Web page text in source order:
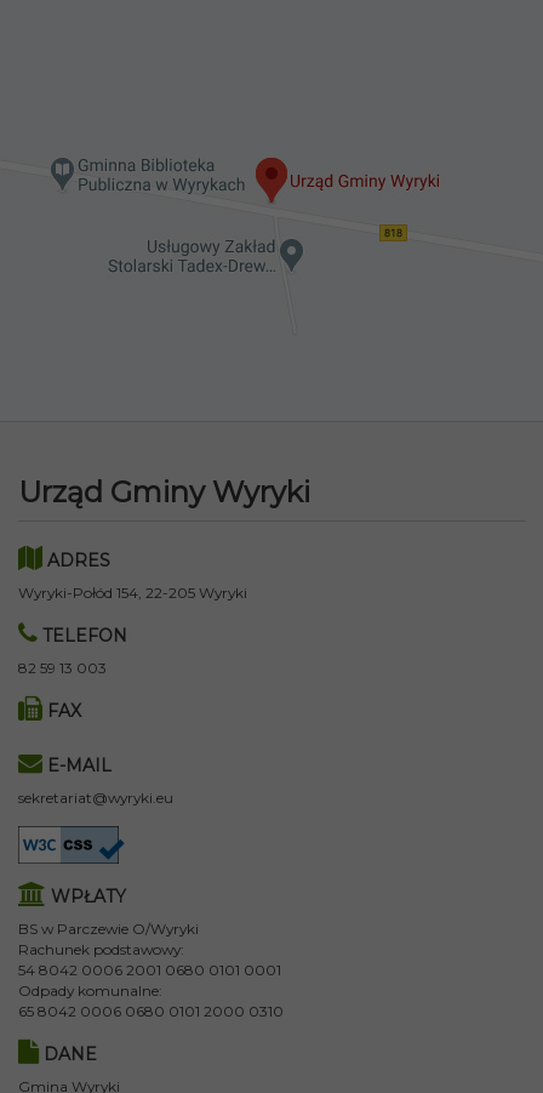
Urząd Gminy Wyryki
ADRES
Wyryki-Połód 154, 22-205 Wyryki
TELEFON
82 59 13 003
FAX
E-MAIL
sekretariat@wyryki.eu
WPŁATY
BS w Parczewie O/Wyryki
Rachunek podstawowy:
54 8042 0006 2001 0680 0101 0001
Odpady komunalne:
65 8042 0006 0680 0101 2000 0310
DANE
Gmina Wyryki